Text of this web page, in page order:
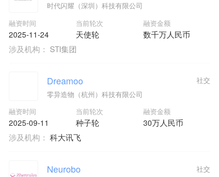
时代闪耀（深圳）科技有限公司
融资时间
2025-11-24
当前轮次
天使轮
融资金额
数千万人民币
涉及机构： STI集团
Dreamoo
零异造物（杭州）科技有限公司
融资时间
2025-09-11
当前轮次
种子轮
融资金额
30万人民币
社交
涉及机构： 科大讯飞
Neurobo 社交